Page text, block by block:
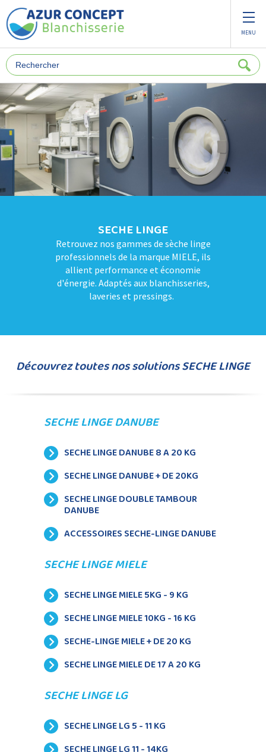
MENU
SECHE LINGE
Retrouvez nos gammes de sèche linge
professionnels de la marque MIELE, ils
allient performance et économie
d'énergie. Adaptés aux blanchisseries,
laveries et pressings.
Découvrez toutes nos solutions SECHE LINGE
SECHE LINGE DANUBE
SECHE LINGE DANUBE 8 A 20 KG
SECHE LINGE DANUBE + DE 20KG
SECHE LINGE DOUBLE TAMBOUR
DANUBE
ACCESSOIRES SECHE-LINGE DANUBE
SECHE LINGE MIELE
SECHE LINGE MIELE 5KG - 9 KG
SECHE LINGE MIELE 10KG - 16 KG
SECHE-LINGE MIELE + DE 20 KG
SECHE LINGE MIELE DE 17 A 20 KG
SECHE LINGE LG
SECHE LINGE LG 5 - 11 KG
Panneau de gestion des cookies